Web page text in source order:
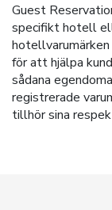
Guest
specifikt hotell
för att hjälpa
sådana
registrerade
tillhör sina